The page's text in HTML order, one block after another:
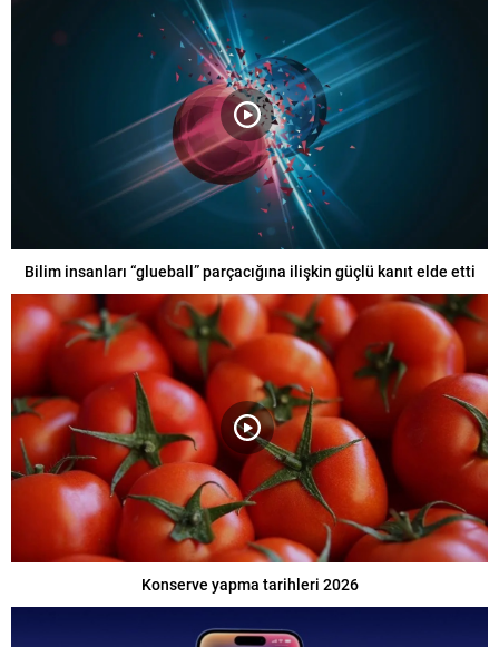
Bilim insanları “glueball” parçacığına ilişkin güçlü kanıt elde etti
Konserve yapma tarihleri 2026